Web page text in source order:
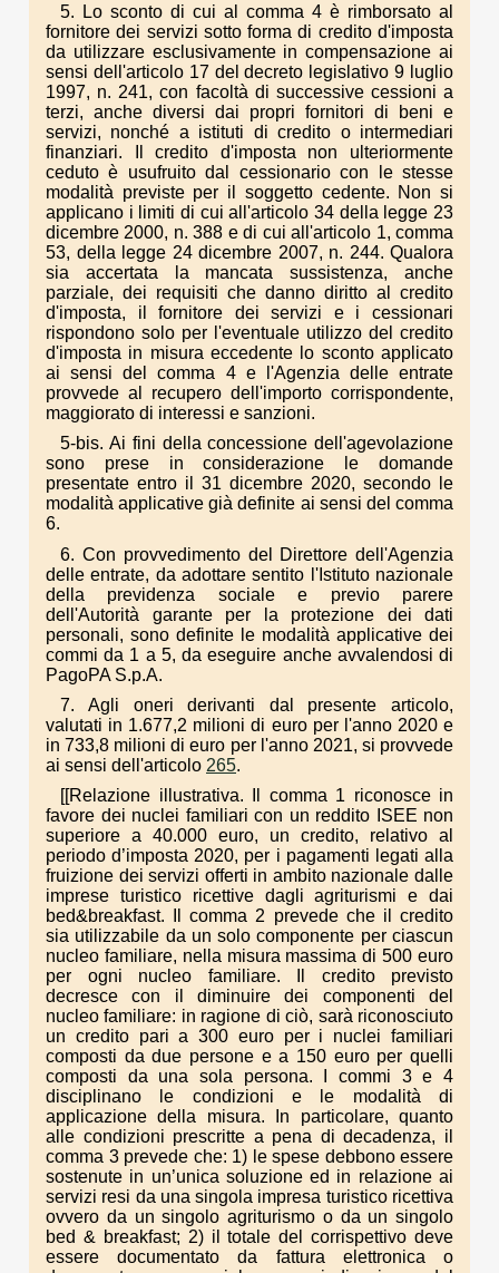
5. Lo sconto di cui al comma 4 è rimborsato al
fornitore dei servizi sotto forma di credito d'imposta
da utilizzare esclusivamente in compensazione ai
sensi dell'articolo 17 del decreto legislativo 9 luglio
1997, n. 241, con facoltà di successive cessioni a
terzi, anche diversi dai propri fornitori di beni e
servizi, nonché a istituti di credito o intermediari
finanziari. Il credito d'imposta non ulteriormente
ceduto è usufruito dal cessionario con le stesse
modalità previste per il soggetto cedente. Non si
applicano i limiti di cui all'articolo 34 della legge 23
dicembre 2000, n. 388 e di cui all'articolo 1, comma
53, della legge 24 dicembre 2007, n. 244. Qualora
sia accertata la mancata sussistenza, anche
parziale, dei requisiti che danno diritto al credito
d'imposta, il fornitore dei servizi e i cessionari
rispondono solo per l'eventuale utilizzo del credito
d'imposta in misura eccedente lo sconto applicato
ai sensi del comma 4 e l'Agenzia delle entrate
provvede al recupero dell'importo corrispondente,
maggiorato di interessi e sanzioni.
5-bis. Ai fini della concessione dell'agevolazione
sono prese in considerazione le domande
presentate entro il 31 dicembre 2020, secondo le
modalità applicative già definite ai sensi del comma
6.
6. Con provvedimento del Direttore dell'Agenzia
delle entrate, da adottare sentito l'Istituto nazionale
della previdenza sociale e previo parere
dell'Autorità garante per la protezione dei dati
personali, sono definite le modalità applicative dei
commi da 1 a 5, da eseguire anche avvalendosi di
PagoPA S.p.A.
7. Agli oneri derivanti dal presente articolo,
valutati in 1.677,2 milioni di euro per l'anno 2020 e
in 733,8 milioni di euro per l'anno 2021, si provvede
ai sensi dell'articolo 265.
[[Relazione illustrativa. Il comma 1 riconosce in
favore dei nuclei familiari con un reddito ISEE non
superiore a 40.000 euro, un credito, relativo al
periodo d’imposta 2020, per i pagamenti legati alla
fruizione dei servizi offerti in ambito nazionale dalle
imprese turistico ricettive dagli agriturismi e dai
bed&breakfast. Il comma 2 prevede che il credito
sia utilizzabile da un solo componente per ciascun
nucleo familiare, nella misura massima di 500 euro
per ogni nucleo familiare. Il credito previsto
decresce con il diminuire dei componenti del
nucleo familiare: in ragione di ciò, sarà riconosciuto
un credito pari a 300 euro per i nuclei familiari
composti da due persone e a 150 euro per quelli
composti da una sola persona. I commi 3 e 4
disciplinano le condizioni e le modalità di
applicazione della misura. In particolare, quanto
alle condizioni prescritte a pena di decadenza, il
comma 3 prevede che: 1) le spese debbono essere
sostenute in un’unica soluzione ed in relazione ai
servizi resi da una singola impresa turistico ricettiva
ovvero da un singolo agriturismo o da un singolo
bed & breakfast; 2) il totale del corrispettivo deve
essere documentato da fattura elettronica o